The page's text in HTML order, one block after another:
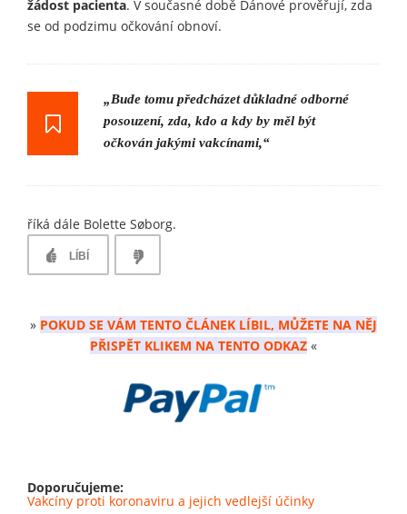
žádost pacienta. V současné době Dánové prověřují, zda
se od podzimu očkování obnoví.
„Bude tomu předcházet důkladné odborné
posouzení, zda, kdo a kdy by měl být
očkován jakými vakcínami,“
říká dále Bolette Søborg.
LÍBÍ
» POKUD SE VÁM TENTO ČLÁNEK LÍBIL, MŮŽETE NA NĚJ
PŘISPĚT KLIKEM NA TENTO ODKAZ «
Doporučujeme:
Vakcíny proti koronaviru a jejich vedlejší účinky